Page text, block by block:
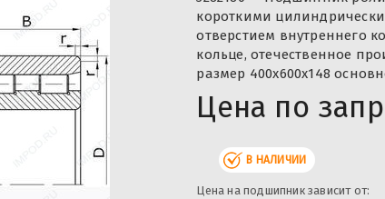
короткими
отверстием внутреннего
кольце, отечественное
размер 400x600x148
Цена по
В НАЛИЧИИ
Цена на подшипник зависит от: